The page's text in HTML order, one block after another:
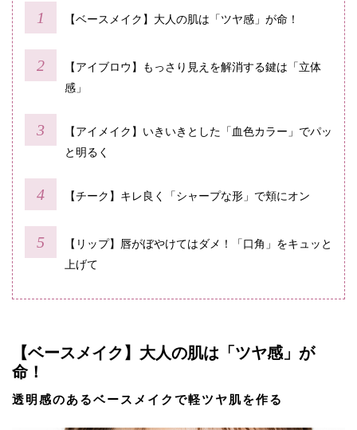
【ベースメイク】大人の肌は「ツヤ感」が命！
【アイブロウ】もっさり見えを解消する鍵は「立体
感」
【アイメイク】いきいきとした「血色カラー」でパッ
と明るく
【チーク】キレ良く「シャープな形」で頬にオン
【リップ】唇がぼやけてはダメ！「口角」をキュッと
上げて
【ベースメイク】大人の肌は「ツヤ感」が
命！
透明感のあるベースメイクで軽ツヤ肌を作る